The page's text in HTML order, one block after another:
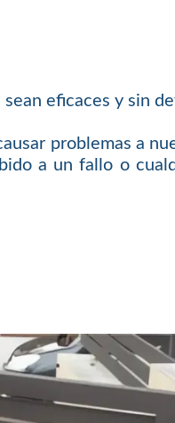
eficaces y sin
problemas a
a un fallo o